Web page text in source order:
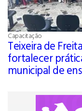
Capacitação
Teixeira de
fortalecer
municipal de